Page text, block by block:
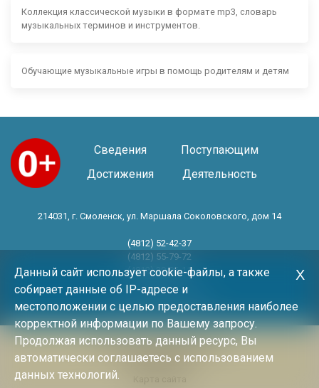
Коллекция классической музыки в формате mp3, словарь
музыкальных терминов и инструментов.
Обучающие музыкальные игры в помощь родителям и детям
Сведения
Поступающим
Достижения
Деятельность
214031, г. Смоленск, ул. Маршала Соколовского, дом 14
(4812) 52-42-37
(4812) 55-79-72
(4812) 30-06-11
Год основания 1983 год
Политика конфиденциальности
Архив новостей
Данный сайт использует cookie-файлы, а также
собирает данные об IP-адресе и
местоположении с целью предоставления наиболее
корректной информации по Вашему запросу.
Продолжая использовать данный ресурс, Вы
автоматически соглашаетесь с использованием
данных технологий.
Х